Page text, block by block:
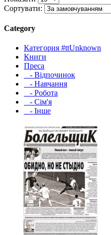
Сортувати:
Category
Категория #ttUnknown
Книги
Преса
- Відпочинок
- Навчання
- Робота
- Сім'я
- Інше